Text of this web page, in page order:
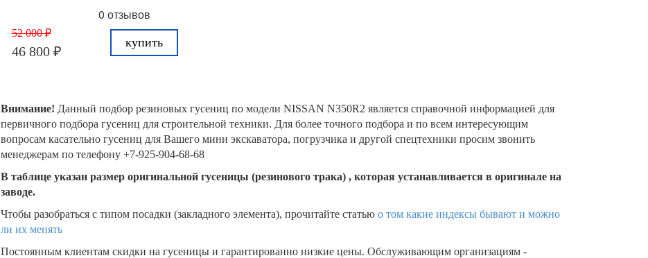
0 отзывов
52 000 ₽
46 800 ₽
купить
Внимание! Данный подбор резиновых гусениц по модели NISSAN N350R2 является справочной информацией для
первичного подбора гусениц для строительной техники. Для более точного подбора и по всем интересующим
вопросам касательно гусениц для Вашего мини экскаватора, погрузчика и другой спецтехники просим звонить
менеджерам по телефону +7-925-904-68-68
В таблице указан размер оригинальной гусеницы (резинового трака) , которая устанавливается в оригинале на
заводе.
Чтобы разобраться с типом посадки (закладного элемента), прочитайте статью о том какие индексы бывают и можно
ли их менять
Постоянным клиентам скидки на гусеницы и гарантированно низкие цены. Обслуживающим организациям -